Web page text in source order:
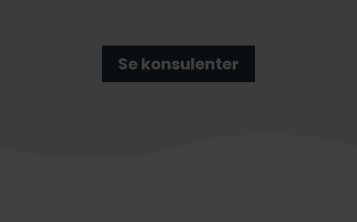
Se konsulenter